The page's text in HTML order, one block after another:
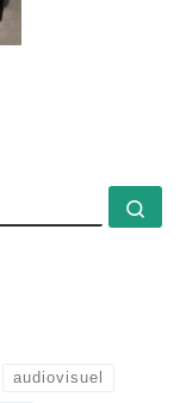
audiovisuel